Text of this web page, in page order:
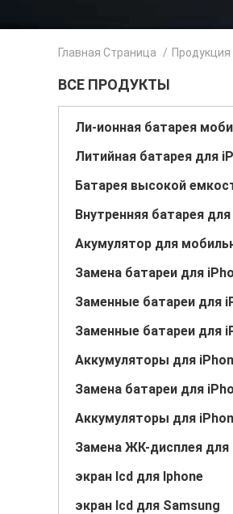
Главная Страница / Продукция
ВСЕ ПРОДУКТЫ
Литийная батарея для
Внутренняя батарея
Замена батареи для
Заменные батареи для
Заменные батареи для
Аккумуляторы для
Замена батареи для
Аккумуляторы для
экран lcd для Iphone
экран lcd для Samsung